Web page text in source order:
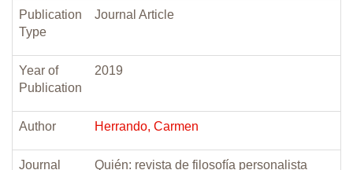
Publication
Type
Journal Article
Year of
Publication
2019
Author Herrando, Carmen
Journal Quién: revista de filosofía personalista